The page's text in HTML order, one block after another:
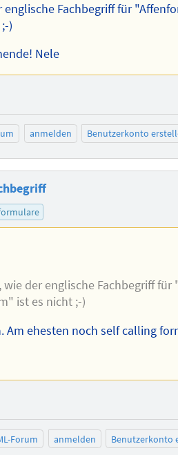
englische Fachbegriff für
)
Nele
anmelden Benutzerkonto
wie der englische Fachbegriff
ist es nicht ;-)
Am ehesten noch self calling
Forum anmelden Benutzerkonto